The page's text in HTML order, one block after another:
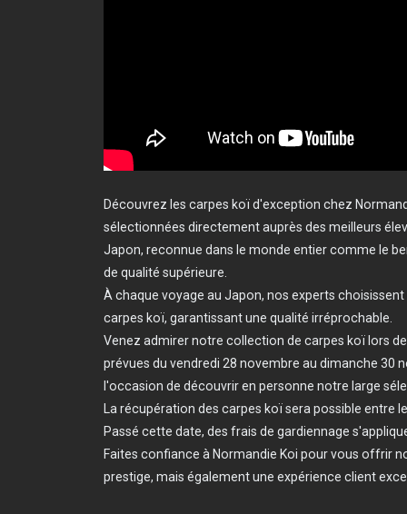
Découvrez les carpes koï d'exception chez
sélectionnées directement auprès des meilleurs
Japon, reconnue dans le monde entier comme le
de qualité supérieure.
À chaque voyage au Japon, nos experts
carpes koï, garantissant une qualité irréprochable.
Venez admirer notre collection de carpes koï lors
prévues du vendredi 28 novembre au dimanche 30
l'occasion de découvrir en personne notre large
La récupération des carpes koï sera possible entre
Passé cette date, des frais de gardiennage
Faites confiance à Normandie Koi pour vous offrir
prestige, mais également une expérience client